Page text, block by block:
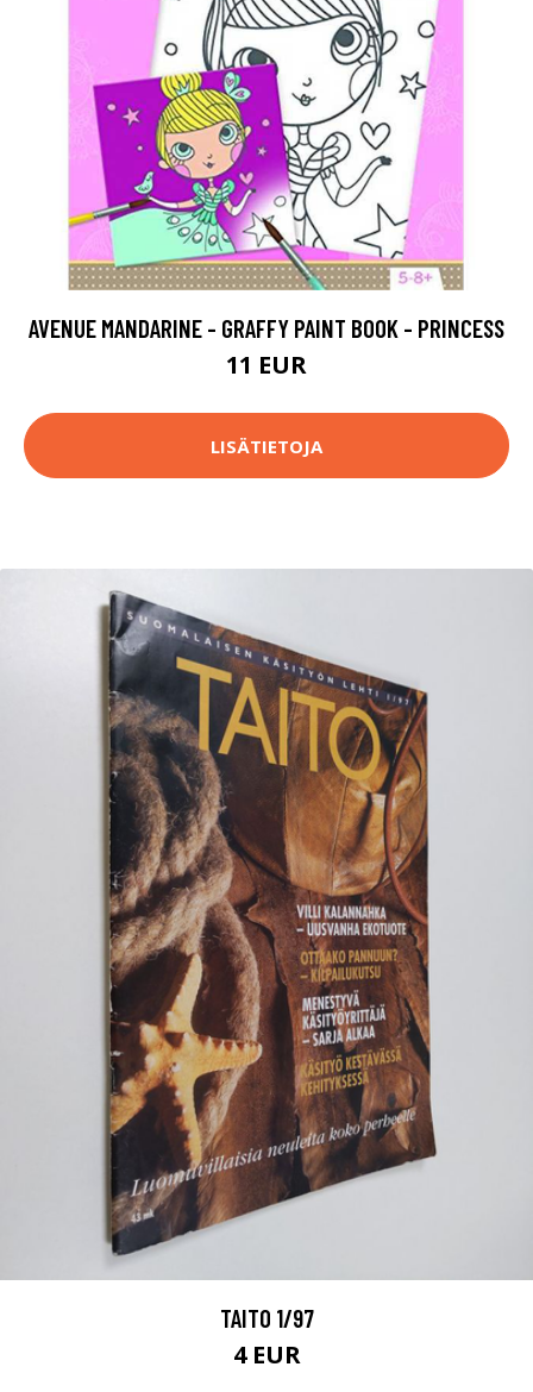
AVENUE MANDARINE - GRAFFY PAINT BOOK - PRINCESS
11 EUR
LISÄTIETOJA
TAITO 1/97
4 EUR